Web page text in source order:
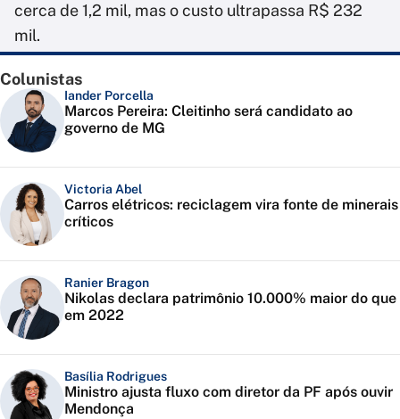
cerca de 1,2 mil, mas o custo ultrapassa R$ 232
mil.
Colunistas
Iander Porcella
Marcos Pereira: Cleitinho será candidato ao
governo de MG
Victoria Abel
Carros elétricos: reciclagem vira fonte de minerais
críticos
Ranier Bragon
Nikolas declara patrimônio 10.000% maior do que
em 2022
Basília Rodrigues
Ministro ajusta fluxo com diretor da PF após ouvir
Mendonça